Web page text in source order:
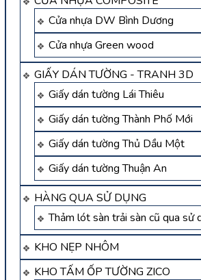
Cửa nhựa DW Bình Dương
Cửa nhựa Green wood
GIẤY DÁN TƯỜNG - TRANH 3D
Giấy dán tường Lái Thiêu
Giấy dán tường Thành Phố Mới
Giấy dán tường Thủ Dầu Một
Giấy dán tường Thuận An
HÀNG QUA SỬ DỤNG
Thảm lót sàn trải sàn cũ qua sử
KHO NẸP NHÔM
KHO TẤM ỐP TƯỜNG ZICO